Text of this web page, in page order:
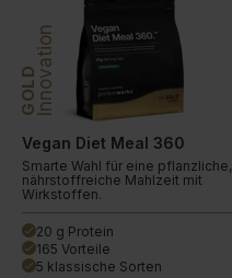
GOLDInnovation
Vegan Diet Meal 360
Smarte Wahl für eine pflanzliche,
nährstoffreiche Mahlzeit mit
Wirkstoffen.
done 20 g Protein
done 165 Vorteile
done 5 klassische Sorten